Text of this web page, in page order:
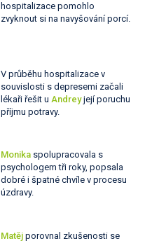
hospitalizace pomohlo
zvyknout si na navyšování porcí.
V průběhu hospitalizace v
souvislosti s depresemi začali
lékaři řešit u Andreyjejí poruchu
příjmu potravy.
Monika spolupracovala s
psychologem tři roky, popsala
dobré i špatné chvíle v procesu
úzdravy.
Matěj porovnal zkušenosti se